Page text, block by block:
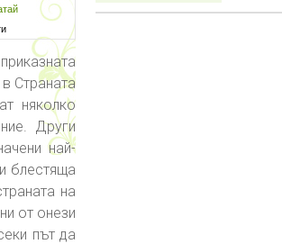
Страната
няколко
Други
най-
блестяща
на
от онези
път да